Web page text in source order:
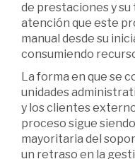
de prestaciones y
atención que este
manual desde su
consumiendo
La forma en que se
unidades
y los clientes
proceso sigue
mayoritaria del
un retraso en la